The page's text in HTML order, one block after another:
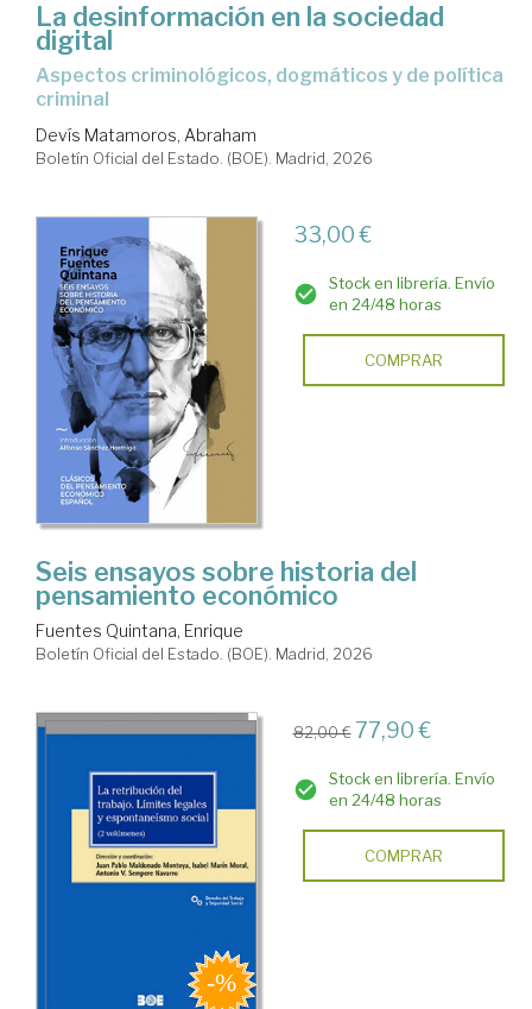
La desinformación en la sociedad
digital
Aspectos criminológicos, dogmáticos y de política
criminal
Devís Matamoros, Abraham
Boletín Oficial del Estado. (BOE). Madrid, 2026
33,00 €
Stock en librería. Envío
en 24/48 horas
COMPRAR
Seis ensayos sobre historia del
pensamiento económico
Fuentes Quintana, Enrique
Boletín Oficial del Estado. (BOE). Madrid, 2026
82,00 € 77,90 €
Stock en librería. Envío
en 24/48 horas
COMPRAR